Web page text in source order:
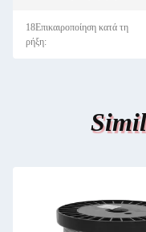
18Επικαιροποίηση κατά τη
ρήξη: